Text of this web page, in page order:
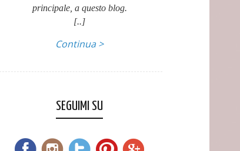
principale, a questo blog.
[..]
Continua >
SEGUIMI SU